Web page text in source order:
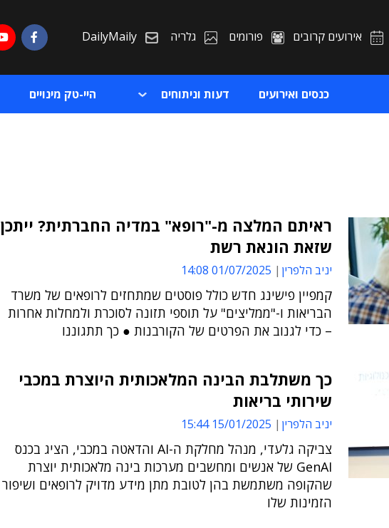
אירועים קרובים פורומים גלריה DailyMaily
כנסים ואירועים דעות וניתוחים היי-טק מינויים
ראיתם המלצה מ-"רופא" במדיה החברתית? ייתכן
שזאת הונאת רשת
יניב הלפרין 01/07/2025 14:08
קמפיין פישינג חדש כולל פוסטים שמתחזים לרופאים של משרד
הבריאות ו-"ממליצים" על תוספי תזונה לסוכרת ולמחלות אחרות
– כדי לגנוב את הפרטים של הקורבנות ● כך תתגוננו
כך משתלבת הבינה המלאכותית היוצרת במכבי
שירותי בריאות
יניב הלפרין 15/01/2025 15:44
צביקה גלעדי, מנהל מחלקת ה-AI והדאטה במכבי, הציג בכנס
GenAI של אנשים ומחשבים מערכות בינה מלאכותית יוצרת
שהקופה משתמשת בהן לטובת מתן מידע מדויק לרופאים ושיפור
הזמינות שלו